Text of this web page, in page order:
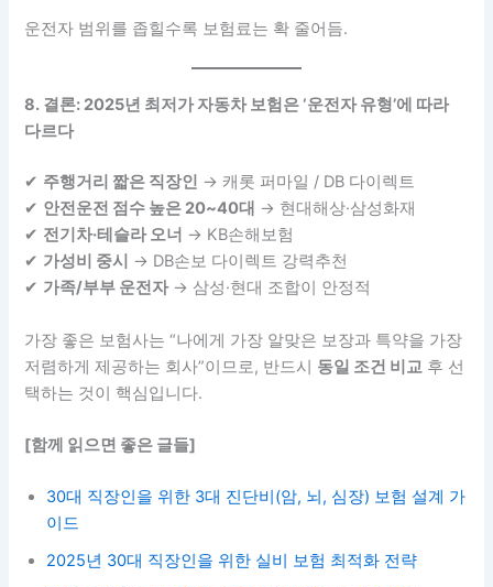
운전자 범위를 좁힐수록 보험료는 확 줄어듬.
8. 결론: 2025년 최저가 자동차 보험은 ‘운전자 유형’에 따라
다르다
✔ 주행거리 짧은 직장인 → 캐롯 퍼마일 / DB 다이렉트
✔ 안전운전 점수 높은 20~40대 → 현대해상·삼성화재
✔ 전기차·테슬라 오너 → KB손해보험
✔ 가성비 중시
→ DB손보 다이렉트 강력추천
✔ 가족/부부 운전자→ 삼성·현대 조합이 안정적
가장 좋은 보험사는 “나에게 가장 알맞은 보장과 특약을 가장
저렴하게 제공하는 회사”이므로, 반드시 동일 조건 비교 후 선
택하는 것이 핵심입니다.
[함께 읽으면 좋은 글들]
30대 직장인을 위한 3대 진단비(암, 뇌, 심장) 보험 설계 가
이드
2025년 30대 직장인을 위한 실비 보험 최적화 전략